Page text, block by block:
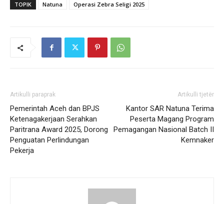
TOPIK Natuna Operasi Zebra Seligi 2025
Artikulli paraprak
Pemerintah Aceh dan BPJS
Ketenagakerjaan Serahkan
Paritrana Award 2025, Dorong
Penguatan Perlindungan
Pekerja
Artikulli tjetër
Kantor SAR Natuna Terima
Peserta Magang Program
Pemagangan Nasional Batch II
Kemnaker